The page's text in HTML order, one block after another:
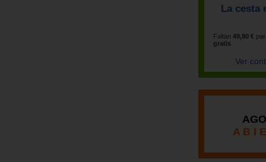
La cesta
Faltan 49,90 €
gratis
Ver
A B I